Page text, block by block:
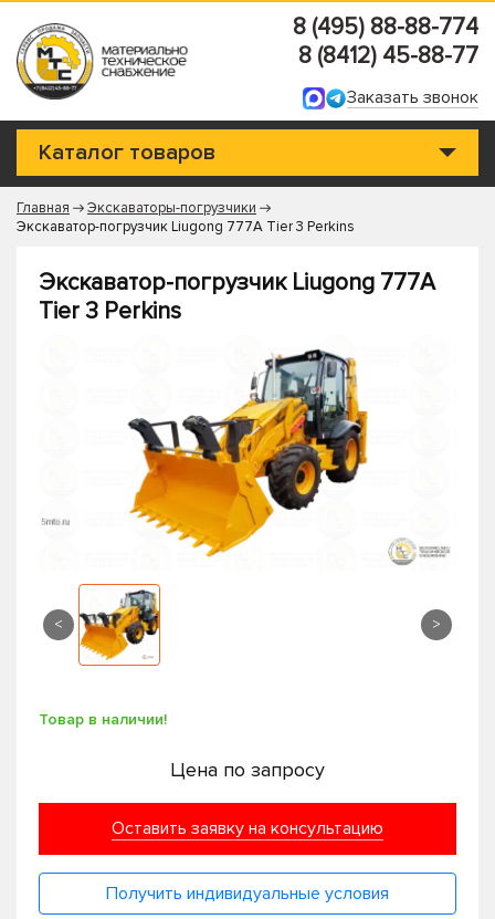
8 (495) 88-88-774
8 (8412) 45-88-77
Заказать звонок
Каталог товаров
Главная
Экскаваторы-погрузчики
Экскаватор-погрузчик Liugong 777A Tier 3 Perkins
Экскаватор-погрузчик Liugong 777A
Tier 3 Perkins
< >
Товар в наличии!
Цена по запросу
Оставить заявку на консультацию
Получить индивидуальные условия